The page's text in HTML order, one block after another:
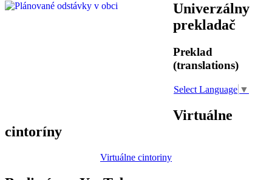
Univerzálny
prekladač
Preklad
(translations)
Select Language ▼
Virtuálne
cintoríny
Virtuálne cintoriny